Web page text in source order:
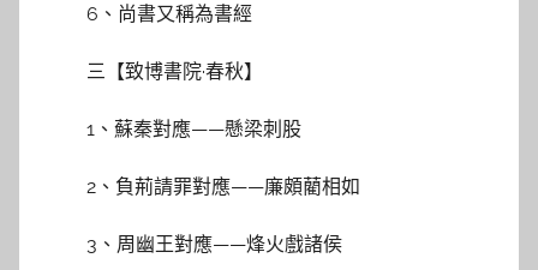
6、尚書又稱為書經
三【致博書院·春秋】
1、蘇秦對應——懸梁刺股
2、負荊請罪對應——廉頗藺相如
3、周幽王對應——烽火戲諸侯